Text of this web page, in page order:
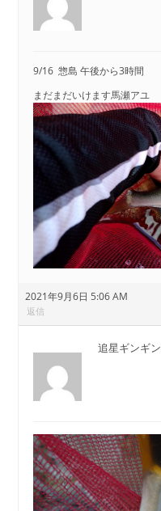
9/16 惣島 午後から3時間
まだまだいけます馬瀬アユ
2021年9月6日 5:06 AM
返信
追星ギンギン